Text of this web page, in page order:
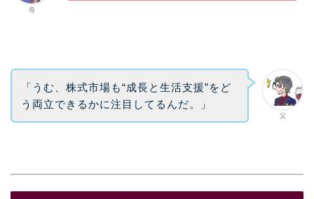
母
父
「うむ、株式市場も“成長と生活支援”をど
う両立できるかに注目してるんだ。」